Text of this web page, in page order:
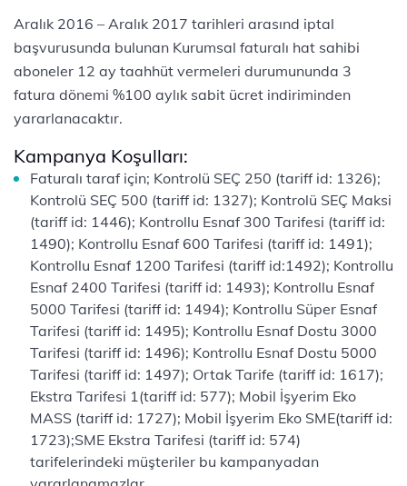
Aralık 2016 – Aralık 2017 tarihleri arasınd iptal
başvurusunda bulunan Kurumsal faturalı hat sahibi
aboneler 12 ay taahhüt vermeleri durumununda 3
fatura dönemi %100 aylık sabit ücret indiriminden
yararlanacaktır.
Kampanya Koşulları:
Faturalı taraf için; Kontrolü SEÇ 250 (tariff id: 1326);
Kontrolü SEÇ 500 (tariff id: 1327); Kontrolü SEÇ Maksi
(tariff id: 1446); Kontrollu Esnaf 300 Tarifesi (tariff id:
1490); Kontrollu Esnaf 600 Tarifesi (tariff id: 1491);
Kontrollu Esnaf 1200 Tarifesi (tariff id:1492); Kontrollu
Esnaf 2400 Tarifesi (tariff id: 1493); Kontrollu Esnaf
5000 Tarifesi (tariff id: 1494); Kontrollu Süper Esnaf
Tarifesi (tariff id: 1495); Kontrollu Esnaf Dostu 3000
Tarifesi (tariff id: 1496); Kontrollu Esnaf Dostu 5000
Tarifesi (tariff id: 1497); Ortak Tarife (tariff id: 1617);
Ekstra Tarifesi 1(tariff id: 577); Mobil İşyerim Eko
MASS (tariff id: 1727); Mobil İşyerim Eko SME(tariff id:
1723);SME Ekstra Tarifesi (tariff id: 574)
tarifelerindeki müşteriler bu kampanyadan